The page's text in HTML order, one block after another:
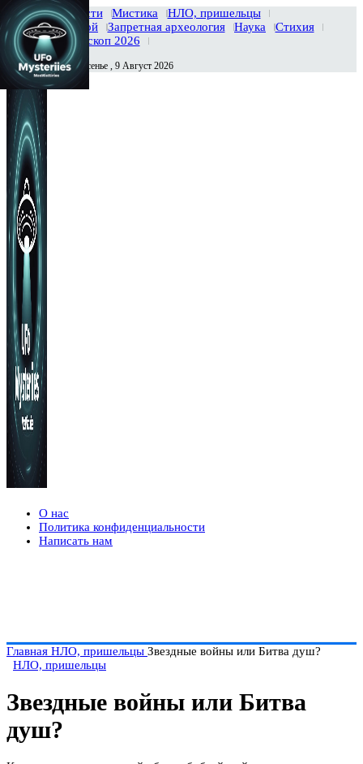
Главная Новости Мистика
НЛО, пришельцы
Тайны вселенной
Запретная археология Наука
Стихия
История
Гороскоп 2026
Сегодня Воскресенье , 9 Август 2026
О нас
Политика конфиденциальности
Написать нам
Главная НЛО, пришельцы Звездные войны или Битва душ?
НЛО, пришельцы
Звездные войны или Битва
душ?